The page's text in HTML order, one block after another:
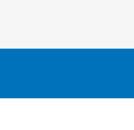
Бизнес-инкубатор